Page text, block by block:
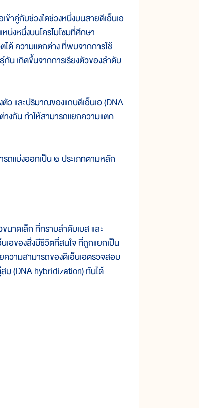
คู่กับช่วงใดช่วงหนึ่งบนสายดีเอ็นเอ
น่งหนึ่งบนโครโมโซมที่ศึกษา
ด้ ความแตกต่าง ที่พบจากการใช้
น เกิดขึ้นจากการเรียงตัวของลำดับ
และปริมาณของแถบดีเอ็นเอ (DNA
งกัน ทำให้สามารถแยกความแตก
ถแบ่งออกเป็น ๒ ประเภทตามหลัก
าดเล็ก ที่ทราบลำดับเบส และ
อของสิ่งมีชีวิตที่สนใจ ที่ถูกแยกเป็น
วามสามารถของดีเอ็นเอตรวจสอบ
ม (DNA hybridization) กันได้